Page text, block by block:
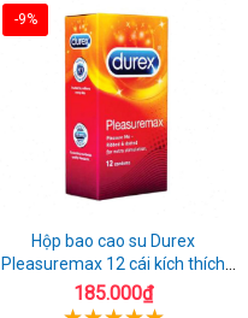
-9%
Hộp bao cao su Durex
Pleasuremax 12 cái kích thích
tăng khoái cảm
185.000₫